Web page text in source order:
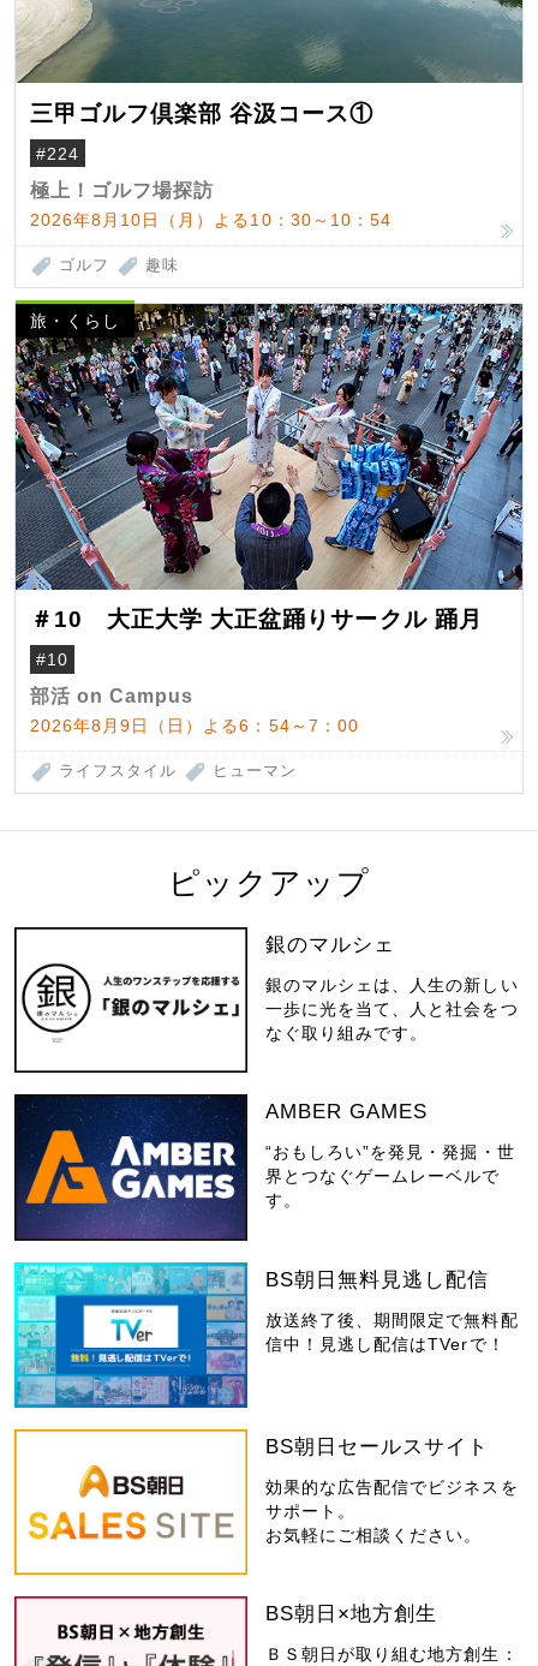
三甲ゴルフ倶楽部 谷汲コース①
#224
極上！ゴルフ場探訪
2026年8月10日（月）よる10：30～10：54
ゴルフ 趣味
旅・くらし
＃10 大正大学 大正盆踊りサークル 踊月
#10
部活 on Campus
2026年8月9日（日）よる6：54～7：00
ライフスタイル ヒューマン
ピックアップ
銀のマルシェ
銀のマルシェは、人生の新しい
一歩に光を当て、人と社会をつ
なぐ取り組みです。
AMBER GAMES
“おもしろい”を発見・発掘・世
界とつなぐゲームレーベルで
す。
BS朝日無料見逃し配信
放送終了後、期間限定で無料配
信中！見逃し配信はTVerで！
BS朝日セールスサイト
効果的な広告配信でビジネスを
サポート。
お気軽にご相談ください。
BS朝日×地方創生
ＢＳ朝日が取り組む地方創生：